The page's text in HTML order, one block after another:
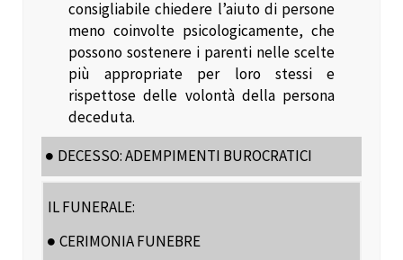
consigliabile chiedere l’aiuto di persone
meno coinvolte psicologicamente, che
possono sostenere i parenti nelle scelte
più appropriate per loro stessi e
rispettose delle volontà della persona
deceduta.
DECESSO: ADEMPIMENTI BUROCRATICI
IL FUNERALE:
CERIMONIA FUNEBRE